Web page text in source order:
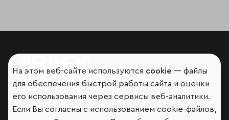
Мир сквозь призму рейтингов
На этом веб-сайте используются cookie — файлы
для обеспечения быстрой работы сайта и оценки
его использования через сервисы веб-аналитики.
Если Вы согласны с использованием cookie-файлов,